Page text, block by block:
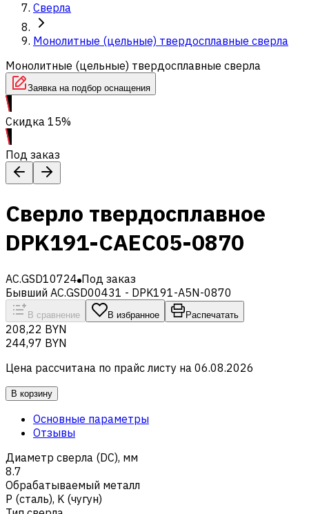
Сверла
Монолитные (цельные) твердосплавные сверла
Монолитные (цельные) твердосплавные сверла
Заявка на подбор оснащения
Скидка 15%
Под заказ
Сверло твердосплавное
DPK191-CAEC05-0870
AC.GSD10724 Под заказ
Бывший AC.GSD00431 - DPK191-A5N-0870
В сравнение В избранное Распечатать
208,22 BYN
244,97 BYN
Цена рассчитана по прайс листу на 06.08.2026
В корзину
Основные параметры
Отзывы
Диаметр сверла (DC), мм
8.7
Обрабатываемый металл
Р (сталь), K (чугун)